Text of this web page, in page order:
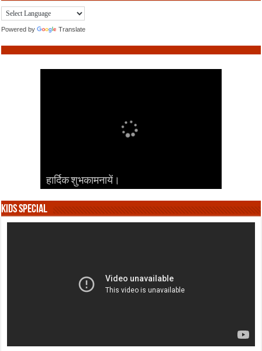
Powered by Translate
हार्दिक शुभकामनायें।
हार्दिक शुभकामनायें।
हार्दिक शुभकामनायें।
हार्दिक शुभकामनायें।
हार्दिक शुभकामनायें।
Kids Special